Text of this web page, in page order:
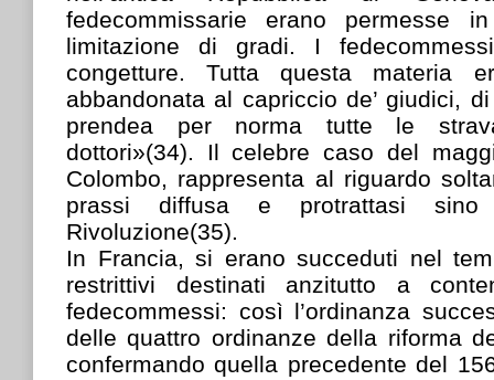
fedecommissarie erano permesse
limitazione di gradi. I
congetture. Tutta questa materia
abbandonata al capriccio de’ giudici,
prendea per norma tutte le
dottori»(34). Il celebre caso del
Colombo, rappresenta al riguardo
prassi diffusa e protrattasi
Rivoluzione(35).
In Francia, si erano succeduti nel
restrittivi destinati anzitutto a
fedecommessi: così l’ordinanza
delle quattro ordinanze della riforma
confermando quella precedente del